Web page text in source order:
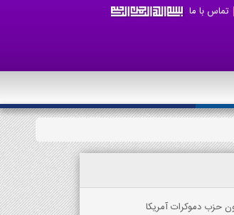
تماس با ما
حزب دموکرات آمریکا